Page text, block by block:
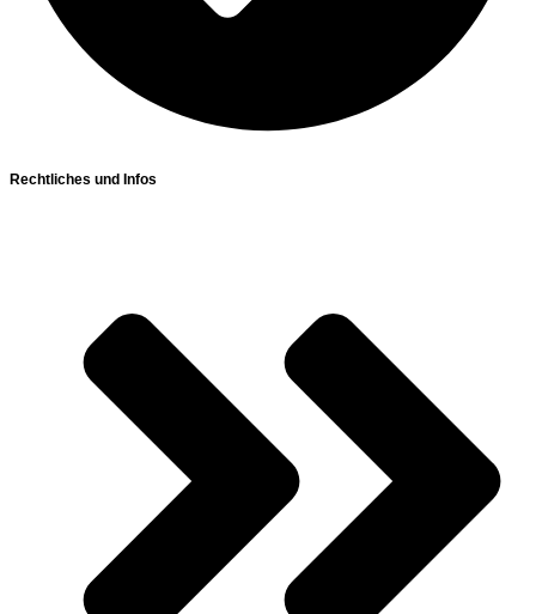
Rechtliches und Infos